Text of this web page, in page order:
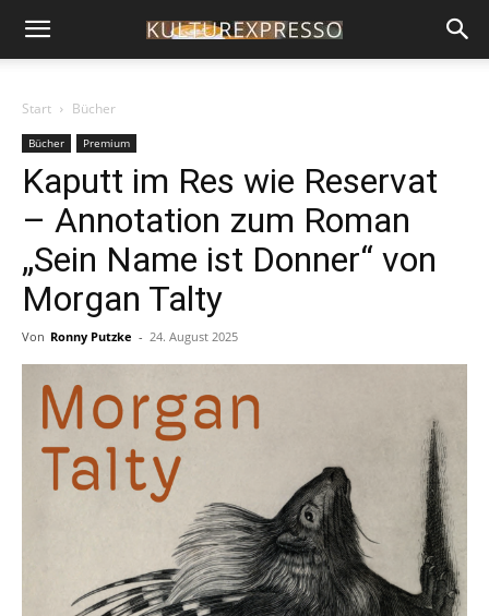
Start Bücher
Bücher Premium
Kaputt im Res wie Reservat
– Annotation zum Roman
„Sein Name ist Donner“ von
Morgan Talty
Von Ronny Putzke - 24. August 2025